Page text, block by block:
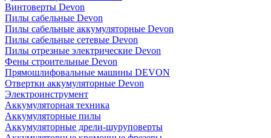
Винтоверты Devon
Пилы сабельные Devon
Пилы сабельные аккумуляторные Devon
Пилы сабельные сетевые Devon
Пилы отрезные электрические Devon
Фены строительные Devon
Прямошлифовальные машины DEVON
Отвертки аккумуляторные Devon
Электроинструмент
Аккумуляторная техника
Аккумуляторные пилы
Аккумуляторные дрели-шуруповерты